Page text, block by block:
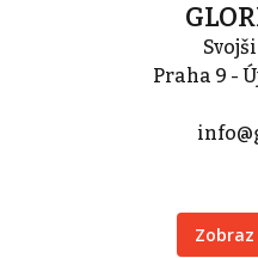
Praha 9 -